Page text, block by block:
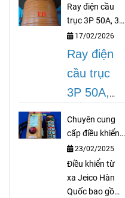
Ray điện cầu
trục 3P 50A, 3P
75A, 3P 100A,
3P 150A, 3P
200A
17/02/2026
Ray điện
cầu trục
3P 50A,
3P 100A,
3P 150A,
3P 200Alà
dòng thiết
Chuyên cung
cấp điều khiển
từ xa Jeico Hàn
Quốc
23/02/2025
Điều khiển từ
xa Jeico Hàn
Quốc bao gồm